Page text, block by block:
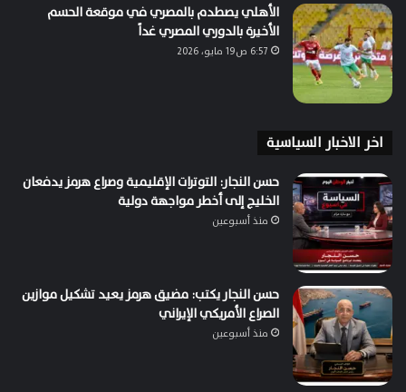
الأهلي يصطدم بالمصري في موقعة الحسم
الأخيرة بالدوري المصري غداً
6:57 ص19 مايو، 2026
اخر الاخبار السياسية
حسن النجار: التوترات الإقليمية وصراع هرمز يدفعان
الخليج إلى أخطر مواجهة دولية
منذ أسبوعين
حسن النجار يكتب: مضيق هرمز يعيد تشكيل موازين
الصراع الأمريكي الإيراني
منذ أسبوعين